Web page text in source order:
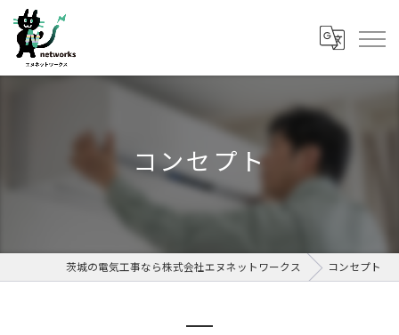
コンセプト
茨城の電気工事なら株式会社エヌネットワークス コンセプト